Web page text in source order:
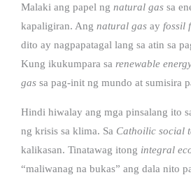
Malaki ang papel ng natural gas sa
kapaligiran. Ang natural gas ay fossil
dito ay nagpapatagal lang sa atin sa
Kung ikukumpara sa renewable
gas sa pag-init ng mundo at sumisira
Hindi hiwalay ang mga pinsalang ito
ng krisis sa klima. Sa Cathoilic social
kalikasan. Tinatawag itong integral
“maliwanag na bukas” ang dala nito